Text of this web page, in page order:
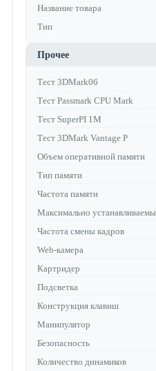
Название товара
Тип
Прочее
Тест 3DMark06
Тест Passmark CPU Mark
Тест SuperPI 1M
Тест 3DMark Vantage P
Объем оперативной памяти
Тип памяти
Частота памяти
Максимально
Частота смены кадров
Web-камера
Картридер
Подсветка
Конструкция клавиш
Манипулятор
Безопасность
Количество динамиков